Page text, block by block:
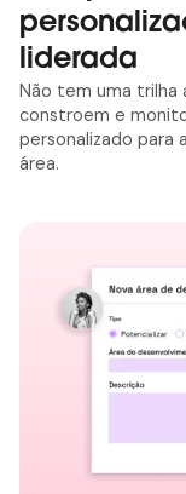
liderada
Não tem uma trilha
constroem e
personalizado para
área.